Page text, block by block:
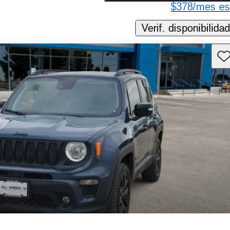
$378/mes
Verif. disponibilidad